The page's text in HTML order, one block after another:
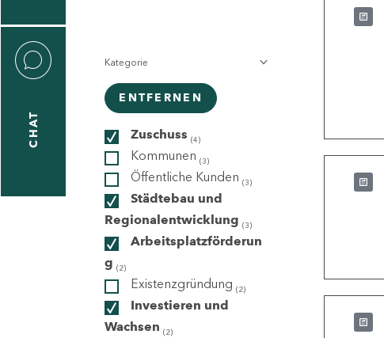
CHAT
Kategorie
ENTFERNEN
Zuschuss (4)
Kommunen (3)
Öffentliche Kunden (3)
Städtebau und
Regionalentwicklung (3)
Arbeitsplatzförderun
g (2)
Existenzgründung (2)
Investieren und
Wachsen (2)